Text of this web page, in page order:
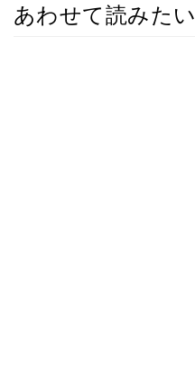
あわせて読みたい